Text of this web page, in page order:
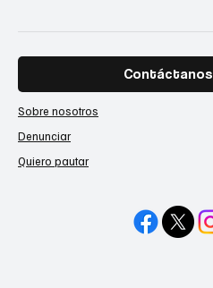
Contáctanos
Sobre nosotros
Denunciar
Quiero pautar